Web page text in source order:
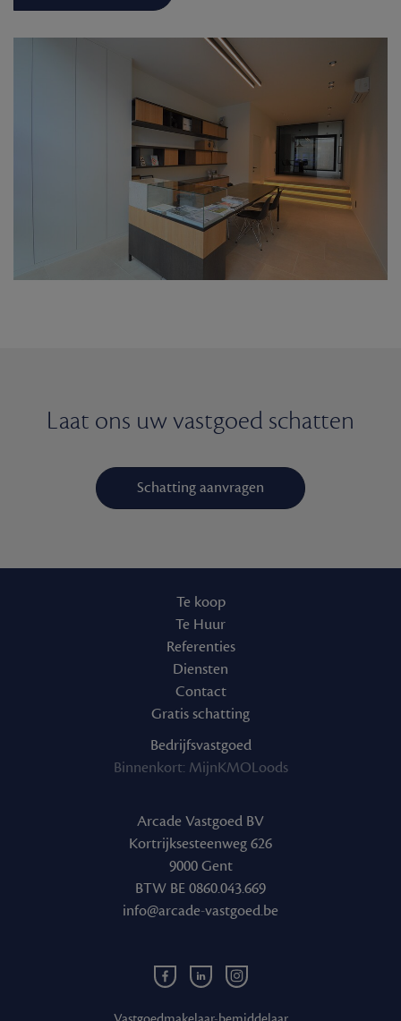
Laat ons uw vastgoed schatten
Schatting aanvragen
Te koop
Te Huur
Referenties
Diensten
Contact
Gratis schatting
Bedrijfsvastgoed
Binnenkort: MijnKMOLoods
Arcade Vastgoed BV
Kortrijksesteenweg 626
9000 Gent
BTW BE 0860.043.669
info@arcade-vastgoed.be
FacebookLinkedinInstagram